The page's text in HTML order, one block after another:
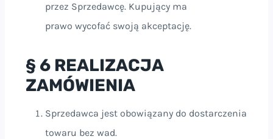
przez Sprzedawcę. Kupujący ma
prawo wycofać swoją akceptację.
§ 6 REALIZACJA
ZAMÓWIENIA
Sprzedawca jest obowiązany do dostarczenia
towaru bez wad.